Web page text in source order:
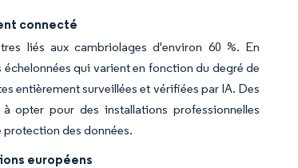
connecté
liés aux cambriolages d'environ 60 %. En
qui varient en fonction du degré de
entièrement surveillées et vérifiées par IA. Des
opter pour des installations professionnelles
protection des données.
européens